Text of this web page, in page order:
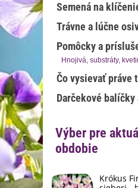
Semená na
Trávne a lúčne
Pomôcky a
Hnojivá, substráty,
Čo vysievať práve
Darčekové balíčky
Výber pre
obdobie
Krókus